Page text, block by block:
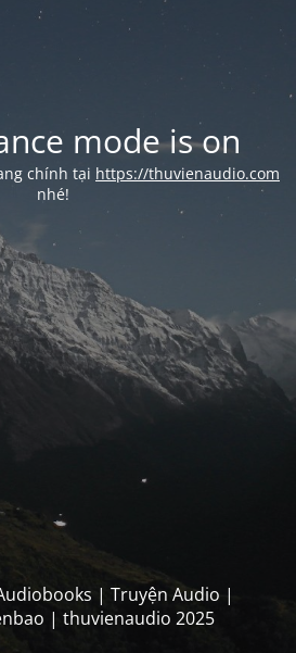
mode is on
chính tại https://thuvienaudio.com
nhé!
| Truyện Audio |
| thuvienaudio 2025